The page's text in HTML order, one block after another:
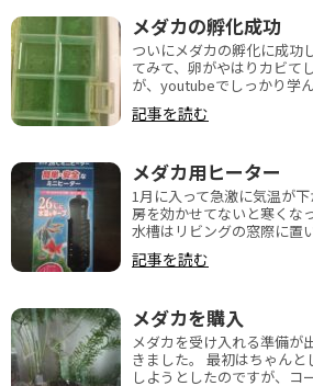
メダカの孵化成功
ついにメダカの孵化に成功
てみて、卵がやはりカビて
が、youtubeでしっかり学
記事を読む
メダカ用ヒーター
1月に入って急激に気温が
房を効かせてないと寒くな
水槽はリビングの窓際に置
記事を読む
メダカを購入
メダカを受け入れる準備が
きました。 最初はちゃん
しようとしたのですが、コ